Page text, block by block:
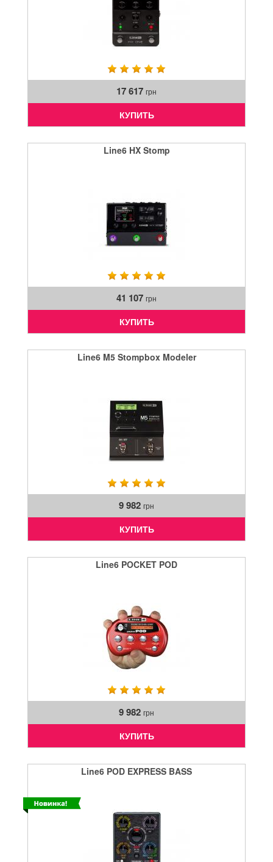
17 617 грн
КУПИТЬ
Line6 HX Stomp
41 107 грн
КУПИТЬ
Line6 M5 Stompbox Modeler
9 982 грн
КУПИТЬ
Line6 POCKET POD
9 982 грн
КУПИТЬ
Line6 POD EXPRESS BASS